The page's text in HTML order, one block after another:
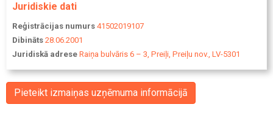
Juridiskie dati
Reģistrācijas numurs 41502019107
Dibināts 28.06.2001
Juridiskā adrese Raiņa bulvāris 6 – 3, Preiļi, Preiļu nov., LV-5301
Pieteikt izmaiņas uzņēmuma informācijā